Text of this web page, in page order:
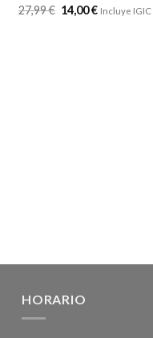
27,99€ 14,00€ Incluye IGIC
HORARIO